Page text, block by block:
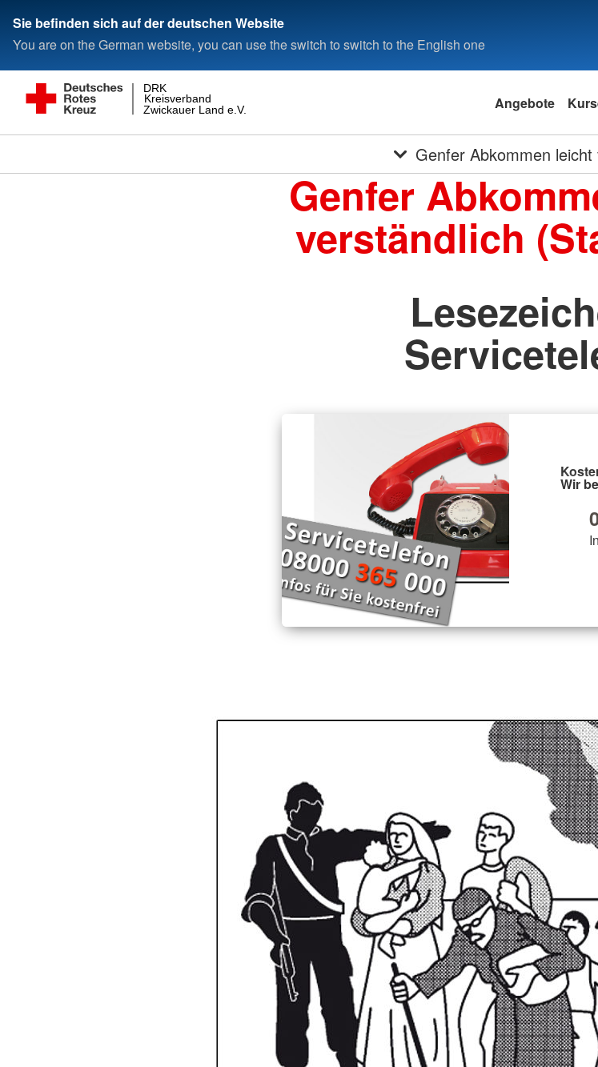
Sie befinden sich auf der deutschen Website
You are on the German website, you can use the switch to switch to the English one
Zwickauer Land e.V.
Kreisverband
DRK
Angebote
Genfer Abkommen leicht
Genfer
verständlich
Wir